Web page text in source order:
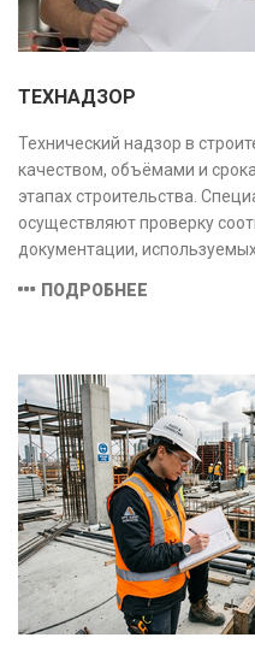
ТЕХНАДЗОР
Технический надзор в
качеством, объёмами и
этапах строительства.
осуществляют проверку
документации,
безопасность и надёжность
ПОДРОБНЕЕ